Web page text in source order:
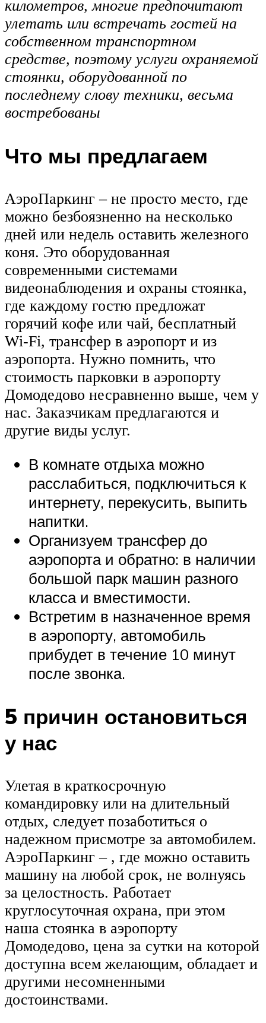
километров, многие предпочитают
улетать или встречать гостей на
собственном транспортном
средстве, поэтому услуги охраняемой
стоянки, оборудованной по
последнему слову техники, весьма
востребованы
Что мы предлагаем
АэроПаркинг – не просто место, где
можно безбоязненно на несколько
дней или недель оставить железного
коня. Это оборудованная
современными системами
видеонаблюдения и охраны стоянка,
где каждому гостю предложат
горячий кофе или чай, бесплатный
Wi-Fi, трансфер в аэропорт и из
аэропорта. Нужно помнить, что
стоимость парковки в аэропорту
Домодедово несравненно выше, чем у
нас. Заказчикам предлагаются и
другие виды услуг.
В комнате отдыха можно
расслабиться, подключиться к
интернету, перекусить, выпить
напитки.
Организуем трансфер до
аэропорта и обратно: в наличии
большой парк машин разного
класса и вместимости.
Встретим в назначенное время
в аэропорту, автомобиль
прибудет в течение 10 минут
после звонка.
5 причин остановиться
у нас
Улетая в краткосрочную
командировку или на длительный
отдых, следует позаботиться о
надежном присмотре за автомобилем.
АэроПаркинг – , где можно оставить
машину на любой срок, не волнуясь
за целостность. Работает
круглосуточная охрана, при этом
наша стоянка в аэропорту
Домодедово, цена за сутки на которой
доступна всем желающим, обладает и
другими несомненными
достоинствами.